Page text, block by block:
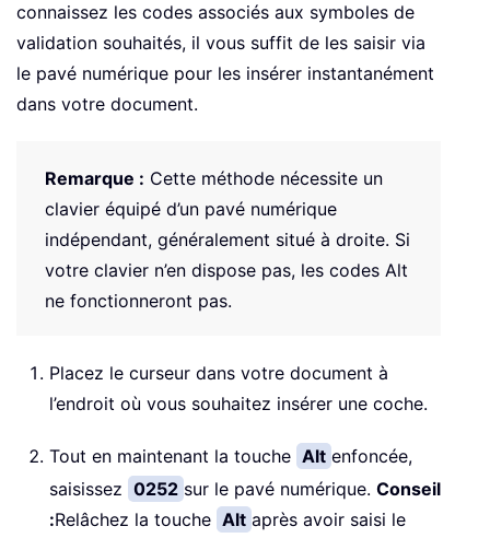
connaissez les codes associés aux symboles de
validation souhaités, il vous suffit de les saisir via
le pavé numérique pour les insérer instantanément
dans votre document.
Remarque : Cette méthode nécessite un
clavier équipé d’un pavé numérique
indépendant, généralement situé à droite. Si
votre clavier n’en dispose pas, les codes Alt
ne fonctionneront pas.
Placez le curseur dans votre document à
l’endroit où vous souhaitez insérer une coche.
Tout en maintenant la touche Alt enfoncée,
saisissez 0252 sur le pavé numérique. Conseil
:Relâchez la touche Alt après avoir saisi le